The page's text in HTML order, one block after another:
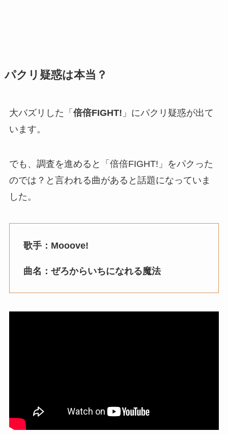
パクリ疑惑は本当？
大バズリした「 倍倍FIGHT! 」にパクリ疑惑が出て
います。
でも、調査を進めると「倍倍FIGHT!」をパクった
のでは？と言われる曲があると話題になっていま
した。
歌手：Mooove!
曲名：ぜろからいちになれる魔法